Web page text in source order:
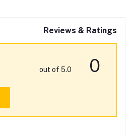
Reviews & Ratings
0
out of 5.0